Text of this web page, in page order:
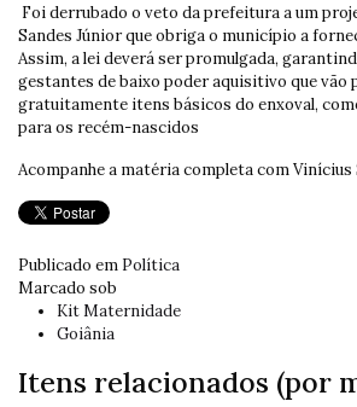
Foi derrubado o veto da prefeitura a um
Sandes Júnior que obriga o município a
Assim, a lei deverá ser promulgada,
gestantes de baixo poder aquisitivo que vão
gratuitamente itens básicos do enxoval,
para os recém-nascidos
Acompanhe a matéria completa com Vinícius
Publicado em Política
Marcado sob
Kit Maternidade
Goiânia
Itens relacionados (por